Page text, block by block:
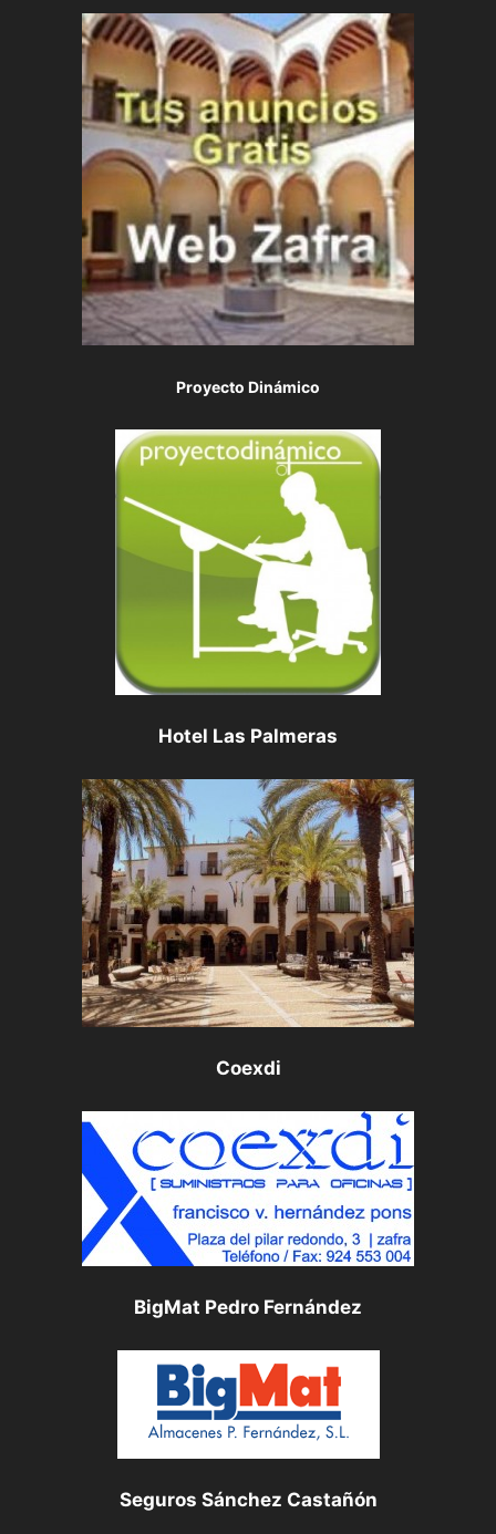
Proyecto Dinámico
Hotel Las Palmeras
Coexdi
BigMat Pedro Fernández
Seguros Sánchez Castañón